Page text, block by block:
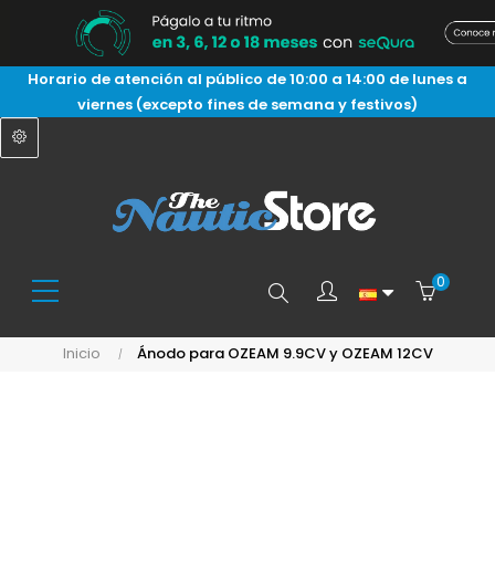
Horario de atención al público de 10:00 a 14:00 de lunes a
viernes (excepto fines de semana y festivos)
Buscar 0
Inicio Ánodo para OZEAM 9.9CV y OZEAM 12CV